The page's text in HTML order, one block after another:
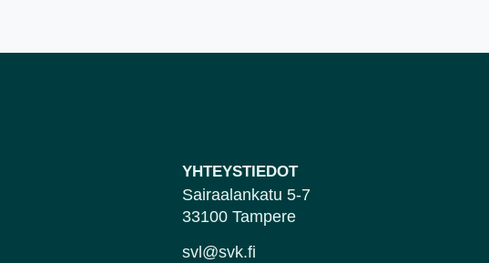
YHTEYSTIEDOT
Sairaalankatu 5-7
33100 Tampere
svl@svk.fi